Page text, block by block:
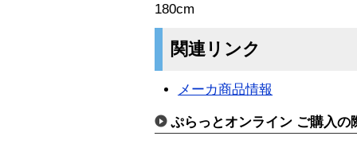
180cm
関連リンク
メーカ商品情報
ぷらっとオンライン ご購入の